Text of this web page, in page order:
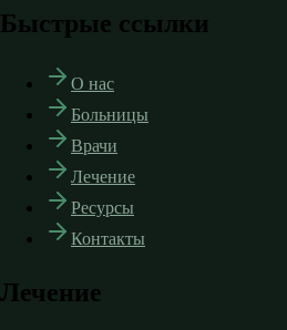
Быстрые ссылки
О нас
Больницы
Врачи
Лечение
Ресурсы
Контакты
Лечение